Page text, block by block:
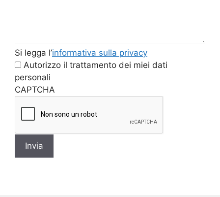
Si
legga
l'informativa
sulla
Si legga l’informativa sulla privacy
Autorizzo il trattamento dei miei dati
personali
CAPTCHA